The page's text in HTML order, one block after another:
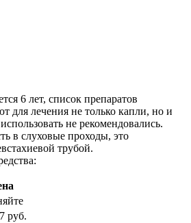
6 лет, список препаратов
для лечения не только капли, но и
не рекомендовались.
в слуховые проходы, это
трубой.
руб.